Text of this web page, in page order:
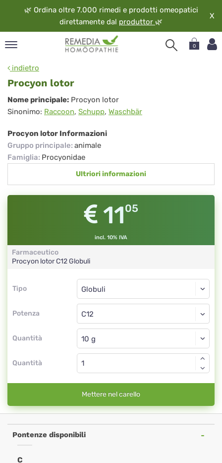
🌿 Ordina oltre 7.000 rimedi e prodotti omeopatici
direttamente dal produttor 🌿
X
0
indietro
Procyon lotor
Procyon
lotor
Nome principale: Procyon lotor
Sinonimo: Raccoon, Schupp, Waschbär
Procyon lotor Informazioni
Gruppo principale: animale
Famiglia: Procyonidae
Ultriori informazioni
1105
incl. 10% IVA
Farmaceutico
Procyon lotorC12Globuli
Tipo
Tipo
Potenza
Globuli
C12
Quantità
Globuli
Quantità
Mettere nel carello
Pontenze disponibili
C